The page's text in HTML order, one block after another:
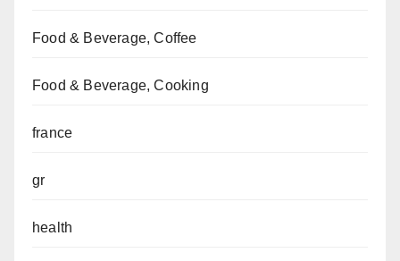
Food & Beverage, Coffee
Food & Beverage, Cooking
france
gr
health